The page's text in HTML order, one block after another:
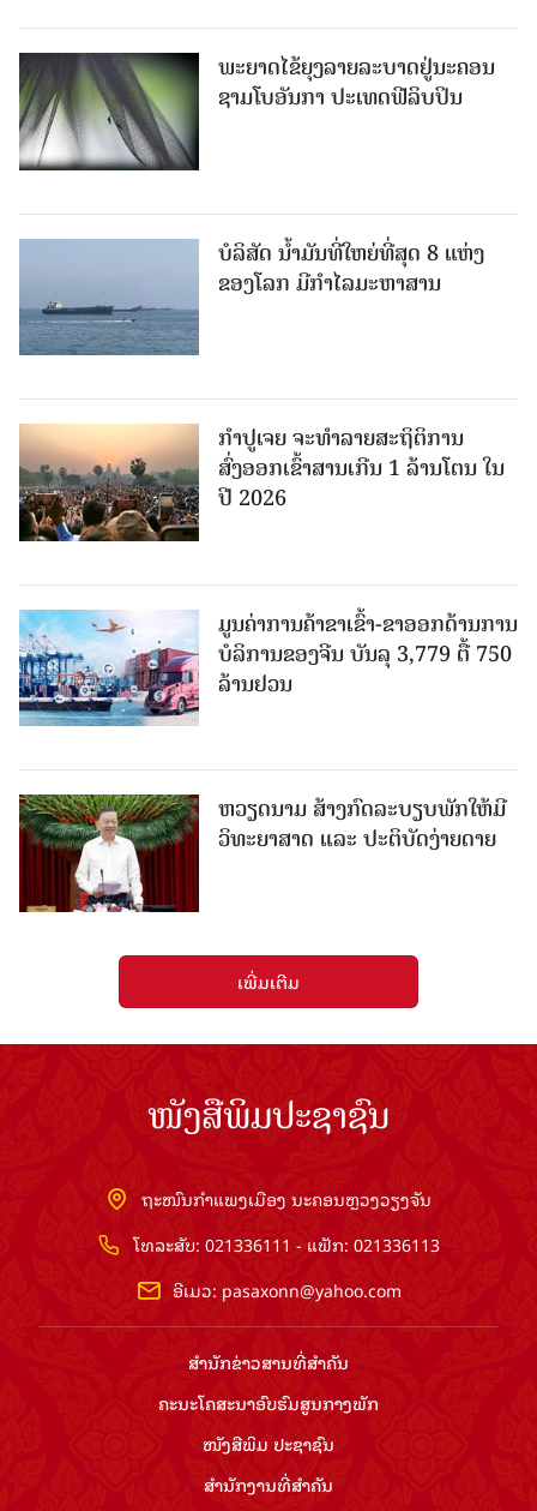
ພະຍາດໄຂ້ຍຸງລາຍລະບາດຢູ່ນະຄອນ
ຊາມໂບ​ອັນກາ ປະເທດຟີລິບປິນ
ບໍລິສັດ ນ້ຳມັນທີ່ໃຫຍ່ທີ່ສຸດ 8 ແຫ່ງ
ຂອງໂລກ ມີກຳໄລມະຫາສານ
ກຳປູເຈຍ ຈະທຳລາຍສະຖິຕິການ
ສົ່ງອອກເຂົ້າສານເກີນ 1 ລ້ານໂຕນ ໃນ
ປີ 2026
ມູນຄ່າການຄ້າຂາເຂົ້າ-ຂາອອກດ້ານການ
ບໍລິການຂອງຈີນ ບັນລຸ 3,779 ຕື້ 750
ລ້ານຢວນ
ຫວຽດນາມ ສ້າງກົດລະບຽບພັກໃຫ້ມີ
ວິທະຍາສາດ ແລະ ປະຕິບັດງ່າຍດາຍ
ເພີ່ມເຕີມ
ໜັງສືພິມປະຊາຊົນ
ຖະໜົນກຳແພງເມືອງ ນະຄອນຫຼວງວຽງຈັນ
ໂທລະສັບ: 021336111 - ແຟັກ: 021336113
ອີເມວ: pasaxonn@yahoo.com
ສຳ​ນັກ​ຂ່າວ​ສານ​ທີ່​ສຳ​ຄັນ​
ຄະນະໂຄສະນາອົບຮົມ​ສູນ​ກາງ​ພັກ
ໜັງສືພິມ ປະ​ຊາ​ຊົນ
ສຳ​ນັກ​ງານ​ທີ່​ສຳ​ຄັນ